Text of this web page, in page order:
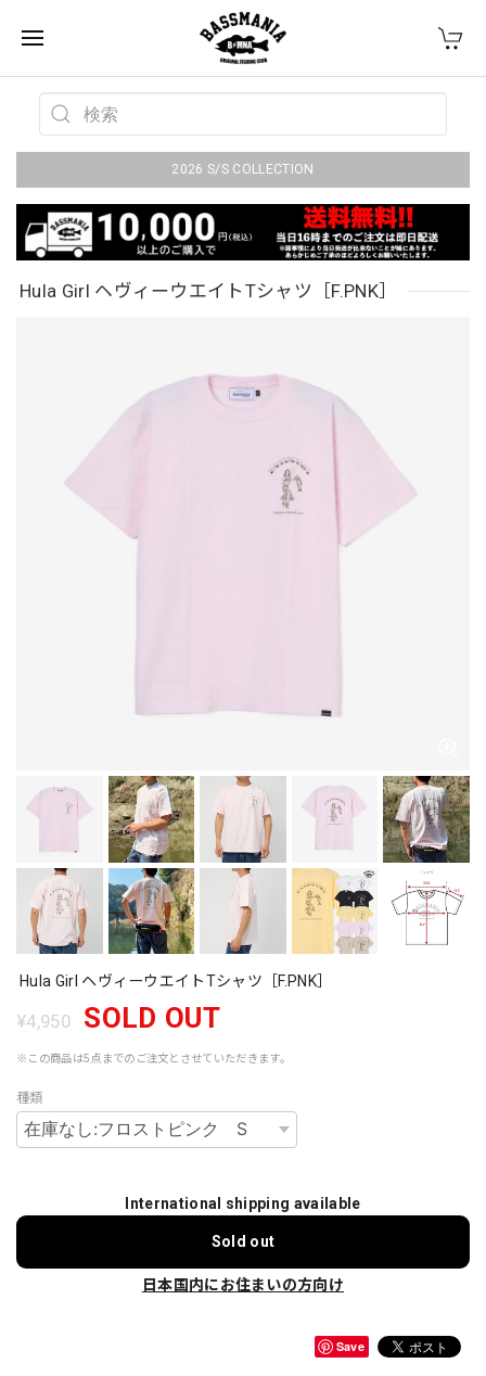
2026 S/S COLLECTION
Hula Girl ヘヴィーウエイトTシャツ［F.PNK］
Hula Girl ヘヴィーウエイトTシャツ［F.PNK］
¥4,950 SOLD OUT
※この商品は5点までのご注文とさせていただきます。
種類
International shipping available
Sold out
日本国内にお住まいの方向け
Save